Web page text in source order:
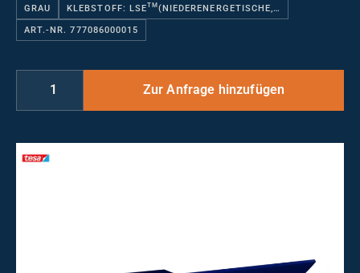
GRAU KLEBSTOFF: LSETM(NIEDERENERGETISCHE,…
ART.-NR. 777086000015